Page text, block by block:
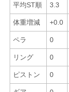
平均ST順 3.3
体重増減 +0.0
ペラ 0
リング 0
ピストン 0